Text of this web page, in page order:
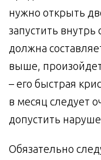
нужно открыть
запустить
должна
выше,
– его быстрая
в месяц следует
допустить
Обязательно